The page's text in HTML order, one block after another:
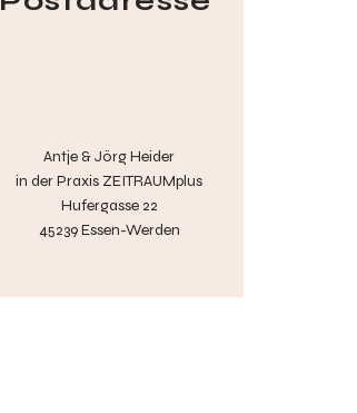
Antje & Jörg Heider
in derPraxis ZEITRAUMplus
Hufergasse 22
45239 Essen-Werden